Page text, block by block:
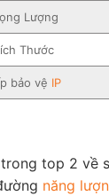
Lượng
Thước
bảo vệ IP
top 2 về
năng